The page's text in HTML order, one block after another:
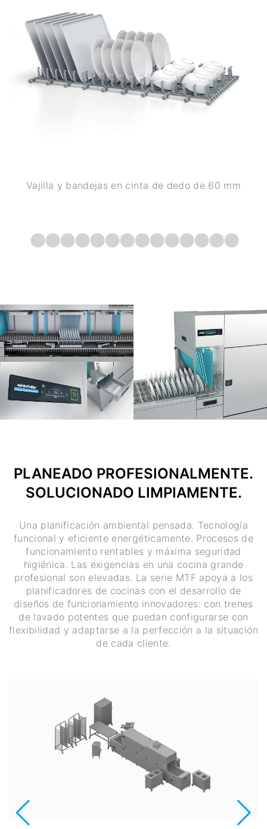
Vajilla y bandejas en cinta de dedo de 60 mm
PLANEADO PROFESIONALMENTE.
SOLUCIONADO LIMPIAMENTE.
Una planificación ambiental pensada. Tecnología
funcional y eficiente energéticamente. Procesos de
funcionamiento rentables y máxima seguridad
higiénica. Las exigencias en una cocina grande
profesional son elevadas. La serie MTF apoya a los
planificadores de cocinas con el desarrollo de
diseños de funcionamiento innovadores: con trenes
de lavado potentes que puedan configurarse con
flexibilidad y adaptarse a la perfección a la situación
de cada cliente.